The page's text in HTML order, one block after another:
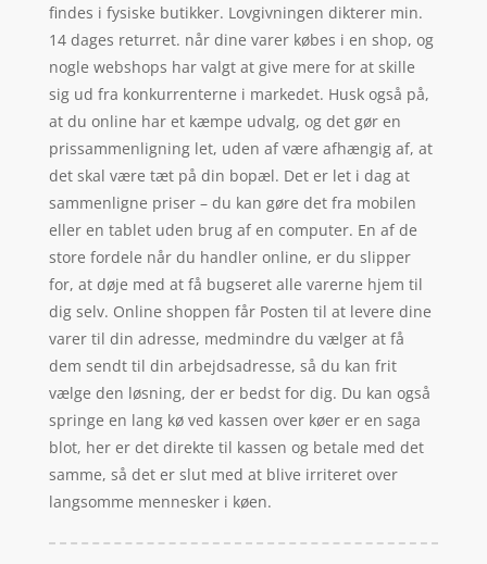
findes i fysiske butikker. Lovgivningen dikterer min.
14 dages returret. når dine varer købes i en shop, og
nogle webshops har valgt at give mere for at skille
sig ud fra konkurrenterne i markedet. Husk også på,
at du online har et kæmpe udvalg, og det gør en
prissammenligning let, uden af være afhængig af, at
det skal være tæt på din bopæl. Det er let i dag at
sammenligne priser – du kan gøre det fra mobilen
eller en tablet uden brug af en computer. En af de
store fordele når du handler online, er du slipper
for, at døje med at få bugseret alle varerne hjem til
dig selv. Online shoppen får Posten til at levere dine
varer til din adresse, medmindre du vælger at få
dem sendt til din arbejdsadresse, så du kan frit
vælge den løsning, der er bedst for dig. Du kan også
springe en lang kø ved kassen over køer er en saga
blot, her er det direkte til kassen og betale med det
samme, så det er slut med at blive irriteret over
langsomme mennesker i køen.